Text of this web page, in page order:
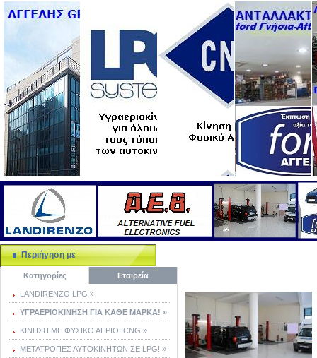
Περιήγηση με
Κατηγορίες Εταιρεία
LANDIRENZO LPG »
ΥΓΡΑΕΡΙΟΚΙΝΗΣΗ ΓΙΑ ΚΑΘΕ ΜΑΡΚΑ! »
ΚΙΝΗΣΗ ΜΕ ΦΥΣΙΚΟ ΑΕΡΙΟ! CNG »
ΜΕΤΑΤΡΟΠΕΣ ΑΥΤΟΚΙΝΗΤΩΝ ΣΕ LPG! »